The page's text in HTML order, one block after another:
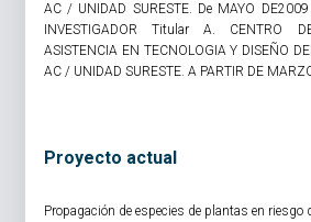
AC / UNIDAD SURESTE. De MAYO
INVESTIGADOR Titular A. CENTRO
ASISTENCIA EN TECNOLOGIA Y DISEÑO
AC / UNIDAD SURESTE. A PARTIR DE
Proyecto actual
Propagación de especies de plantas en riesgo